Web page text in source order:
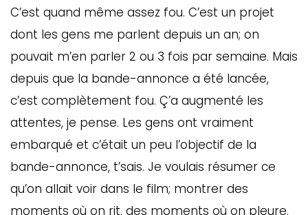
C’est quand même assez fou. C’est un projet
dont les gens me parlent depuis un an; on
pouvait m’en parler 2 ou 3 fois par semaine. Mais
depuis que la bande-annonce a été lancée,
c’est complètement fou. Ç’a augmenté les
attentes, je pense. Les gens ont vraiment
embarqué et c’était un peu l’objectif de la
bande-annonce, t’sais. Je voulais résumer ce
qu’on allait voir dans le film; montrer des
moments où on rit, des moments où on pleure.